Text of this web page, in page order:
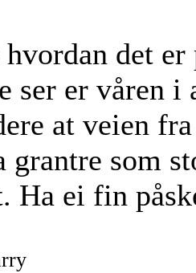
hvordan det
ser er våren i
at veien
grantre som
Ha ei fin